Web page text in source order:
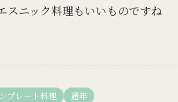
スニック料理もいいものですね
プレート料理
通年